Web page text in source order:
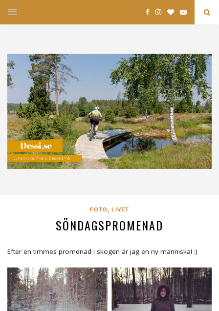
FOTO , LIVET
SÖNDAGSPROMENAD
Efter en timmes promenad i skogen är jag en ny människa! :)